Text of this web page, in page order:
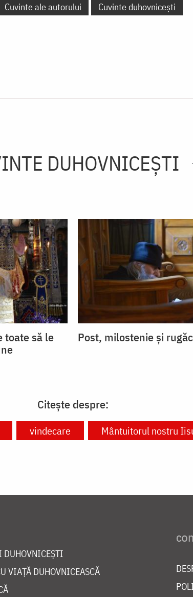
Cuvinte ale autorului Cuvinte duhovnicești
DUHOVNICEȘTI
toate să le
Post, milostenie și
Citește despre:
vindecare Mântuitorul nostru
DUHOVNICEȘTI
VIAȚĂ DUHOVNICEASCĂ